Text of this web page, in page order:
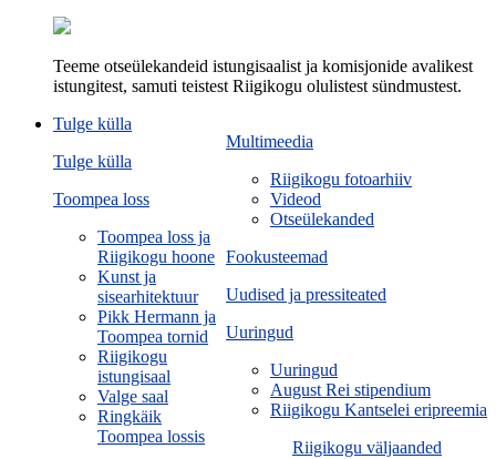
Teeme otseülekandeid istungisaalist ja komisjonide avalikest
istungitest, samuti teistest Riigikogu olulistest sündmustest.
Multimeedia
Riigikogu fotoarhiiv
Videod
Otseülekanded
Fookusteemad
Uudised ja pressiteated
Uuringud
Uuringud
August Rei stipendium
Riigikogu Kantselei eripreemia
Riigikogu väljaanded
Tulge külla
Tulge külla
Toompea loss
Toompea loss ja
Riigikogu hoone
Kunst ja
sisearhitektuur
Pikk Hermann ja
Toompea tornid
Riigikogu
istungisaal
Valge saal
Ringkäik
Toompea lossis